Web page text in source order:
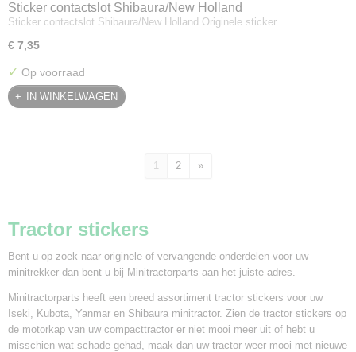
Sticker contactslot Shibaura/New Holland
Sticker contactslot Shibaura/New Holland Originele sticker…
€ 7,35
✓ Op voorraad
IN WINKELWAGEN
1 2 »
Tractor stickers
Bent u op zoek naar originele of vervangende onderdelen voor uw
minitrekker dan bent u bij Minitractorparts aan het juiste adres.
Minitractorparts heeft een breed assortiment tractor stickers voor uw
Iseki, Kubota, Yanmar en Shibaura minitractor. Zien de tractor stickers op
de motorkap van uw compacttractor er niet mooi meer uit of hebt u
misschien wat schade gehad, maak dan uw tractor weer mooi met nieuwe